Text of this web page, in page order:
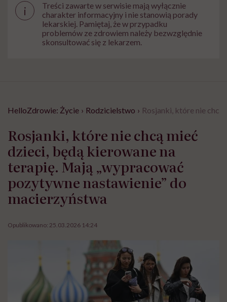
i
Treści zawarte w serwisie mają wyłącznie
charakter informacyjny i nie stanowią porady
lekarskiej. Pamiętaj, że w przypadku
problemów ze zdrowiem należy bezwzględnie
skonsultować się z lekarzem.
HelloZdrowie: Życie › Rodzicielstwo › Rosjanki, które nie
Rosjanki, które nie chcą mieć
dzieci, będą kierowane na
terapię. Mają „wypracować
pozytywne nastawienie” do
macierzyństwa
Opublikowano: 25.03.2026 14:24